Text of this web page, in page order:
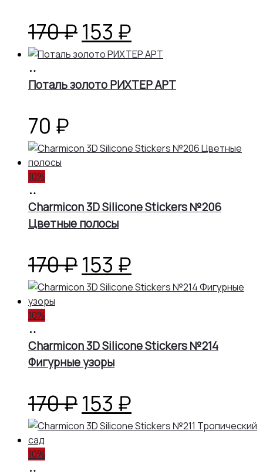
170₽Первоначальная
цена
составляла
153 ₽
цена:
153 ₽.
корзину
Поталь золото РИХТЕР АРТ
70 ₽
10%
корзину
Charmicon 3D Silicone Stickers №206
Цветные полосы
170₽Первоначальная
цена
170 ₽.
153 ₽
цена:
10%
корзину
Charmicon 3D Silicone Stickers №214
Фигурные узоры
170₽Первоначальная
цена
153 ₽
цена:
10%